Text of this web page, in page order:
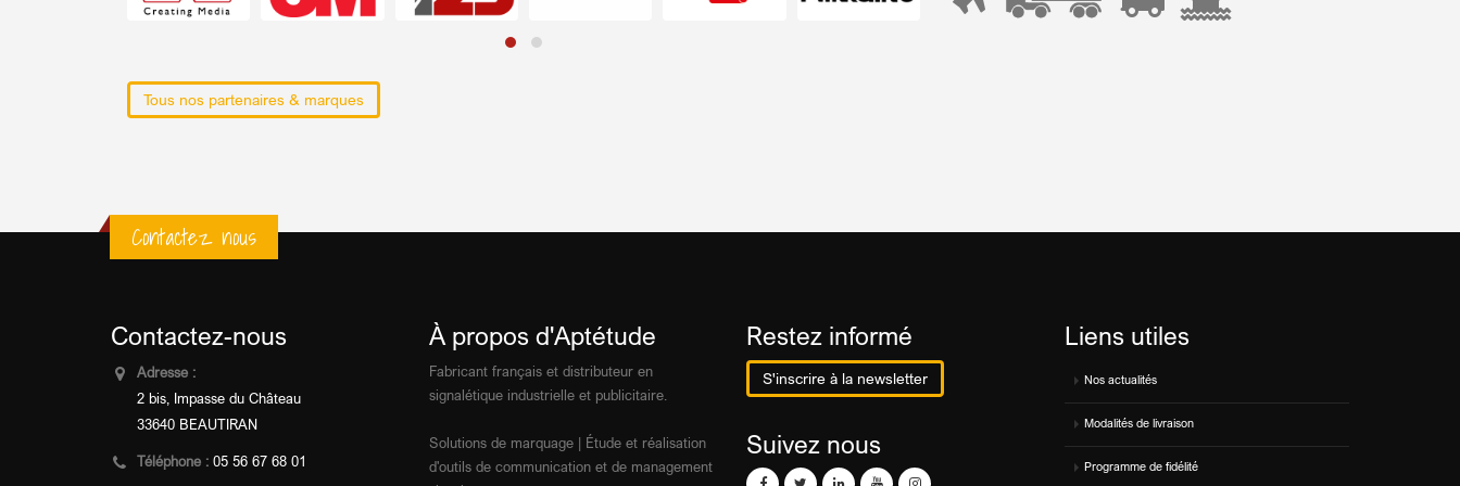
Tous nos partenaires & marques
Contactez nous
Contactez-nous
Adresse :
2 bis, Impasse du Château
33640 BEAUTIRAN
Téléphone : 05 56 67 68 01
À propos d'Aptétude
Fabricant français et distributeur en
signalétique industrielle et publicitaire.
Solutions de marquage | Étude et réalisation
d'outils de communication et de management
Restez informé
S'inscrire à la newsletter
Suivez nous
Liens utiles
Nos actualités
Modalités de livraison
Programme de fidélité